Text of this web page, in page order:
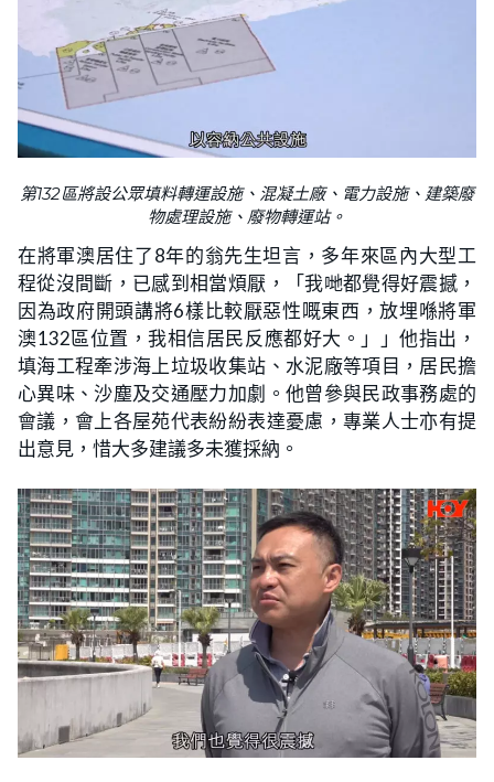
第132區將設公眾填料轉運設施、混凝土廠、電力設施、建築廢
物處理設施、廢物轉運站。
在將軍澳居住了8年的翁先生坦言，多年來區內大型工
程從沒間斷，已感到相當煩厭，「我哋都覺得好震撼，
因為政府開頭講將6樣比較厭惡性嘅東西，放埋喺將軍
澳132區位置，我相信居民反應都好大。」」他指出，
填海工程牽涉海上垃圾收集站、水泥廠等項目，居民擔
心異味、沙塵及交通壓力加劇。他曾參與民政事務處的
會議，會上各屋苑代表紛紛表達憂慮，專業人士亦有提
出意見，惜大多建議多未獲採納。